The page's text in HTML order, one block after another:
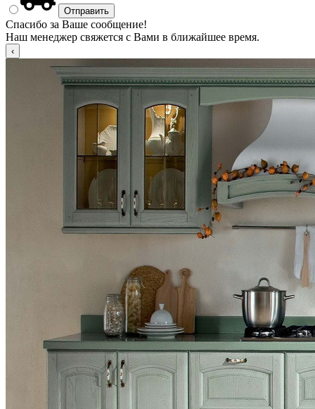
Спасибо за Ваше сообщение!
Наш менеджер свяжется с Вами в ближайшее время.